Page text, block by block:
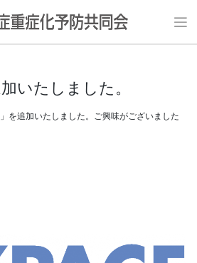
いたしました。
」を追加いたしました。ご興味がございました